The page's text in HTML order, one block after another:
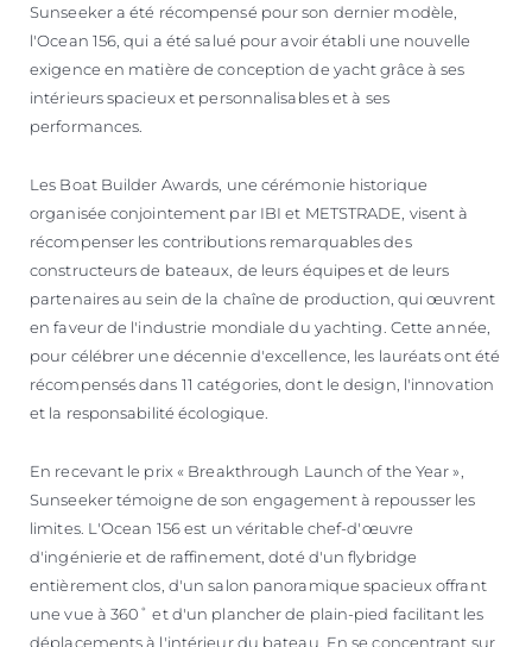
Sunseeker a été récompensé pour son dernier modèle,
l'Ocean 156, qui a été salué pour avoir établi une nouvelle
exigence en matière de conception de yacht grâce à ses
intérieurs spacieux et personnalisables et à ses
performances.
Les Boat Builder Awards, une cérémonie historique
organisée conjointement par IBI et METSTRADE, visent à
récompenser les contributions remarquables des
constructeurs de bateaux, de leurs équipes et de leurs
partenaires au sein de la chaîne de production, qui œuvrent
en faveur de l'industrie mondiale du yachting. Cette année,
pour célébrer une décennie d'excellence, les lauréats ont été
récompensés dans 11 catégories, dont le design, l'innovation
et la responsabilité écologique.
En recevant le prix « Breakthrough Launch of the Year »,
Sunseeker témoigne de son engagement à repousser les
limites. L'Ocean 156 est un véritable chef-d'œuvre
d'ingénierie et de raffinement, doté d'un flybridge
entièrement clos, d'un salon panoramique spacieux offrant
une vue à 360˚ et d'un plancher de plain-pied facilitant les
déplacements à l'intérieur du bateau. En se concentrant sur